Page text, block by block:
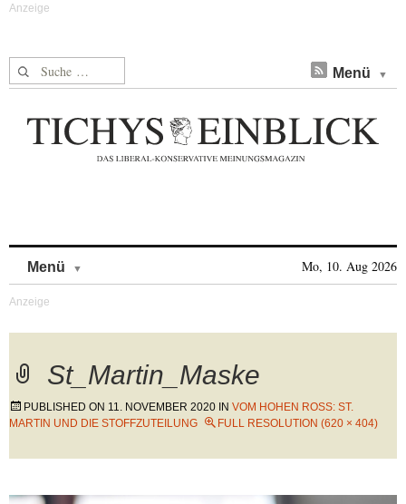
Suche nach: Menü
Menü Mo, 10. Aug 2026
St_Martin_Maske
PUBLISHED ON 11. NOVEMBER 2020 IN VOM HOHEN ROSS: ST.
MARTIN UND DIE STOFFZUTEILUNG
FULL RESOLUTION (620 × 404)